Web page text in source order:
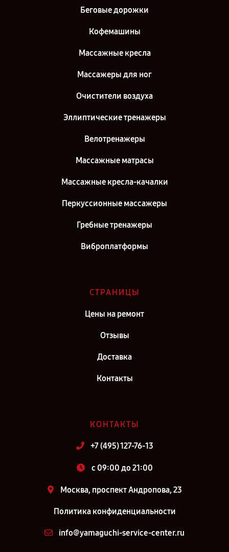
Ремонт массажного матраса Yamaguchi Axiom Wave PRO в г.
Ремонт массажного матраса Yamaguchi Axiom Wave PRO в г.
Воронеж
Саратов
Ремонт массажного матраса Yamaguchi Axiom Wave PRO в г.
Ремонт массажного матраса Yamaguchi Axiom Wave PRO в г. Киров
Ремонт массажного матраса Yamaguchi Axiom Wave PRO в г. Санкт-
Беговые дорожки
Кофемашины
Массажные кресла
Массажеры для ног
Очистители воздуха
Эллиптические тренажеры
Велотренажеры
Массажные матрасы
Массажные кресла-качалки
Перкуссионные массажеры
Гребные тренажеры
Виброплатформы
СТРАНИЦЫ
Цены на ремонт
Отзывы
Доставка
Контакты
КОНТАКТЫ
+7 (495) 127-76-13
c 09:00 до 21:00
Москва, проспект Андропова, 23
Политика конфиденциальности
info@yamaguchi-service-center.ru